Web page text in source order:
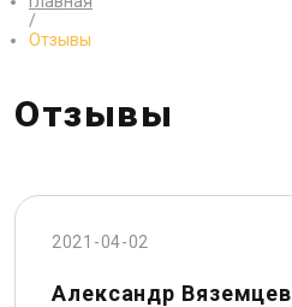
/
Отзывы
Отзывы
2021-04-02
Александр Вяземцев